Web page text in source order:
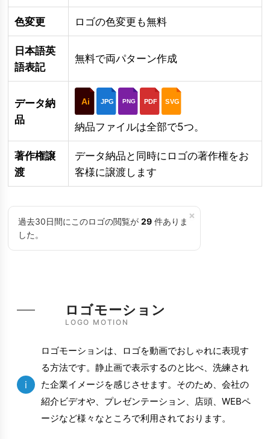
色変更 ロゴの色変更も無料
日本語英
語表記
無料で両パターン作成
データ納
品
Ai JPG PNG PDF SVG
納品ファイルは全部で5つ。
著作権譲
渡
データ納品と同時にロゴの著作権をお
客様に譲渡します
×
過去30日間にこのロゴの閲覧が 29 件ありま
した。
LOGO MOTION
ロゴモーション
i
ロゴモーションは、ロゴを動画でおしゃれに表現す
る方法です。静止画で表示するのと比べ、洗練され
た企業イメージを感じさせます。そのため、会社の
紹介ビデオや、プレゼンテーション、店頭、WEBペ
ージなど様々なところで利用されております。